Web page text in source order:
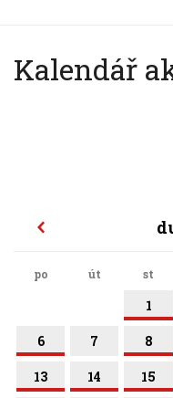
Kalendář
po út st
1
6 7 8
13 14 15